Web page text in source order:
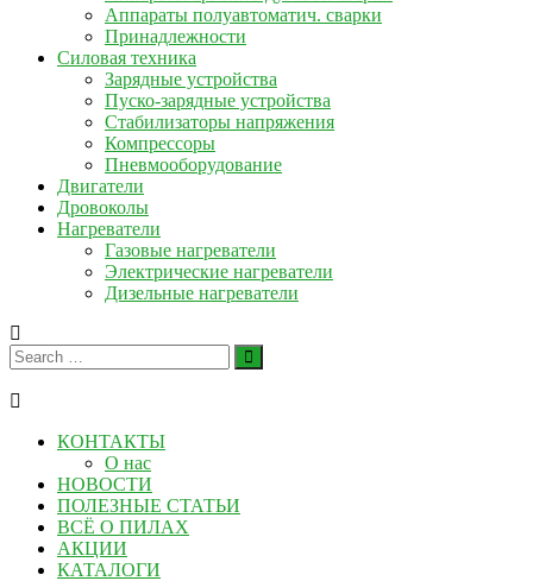
Аппараты полуавтоматич. сварки
Принадлежности
Силовая техника
Зарядные устройства
Пуско-зарядные устройства
Стабилизаторы напряжения
Компрессоры
Пневмооборудование
Двигатели
Дровоколы
Нагреватели
Газовые нагреватели
Электрические нагреватели
Дизельные нагреватели
КОНТАКТЫ
О нас
НОВОСТИ
ПОЛЕЗНЫЕ СТАТЬИ
ВСЁ О ПИЛАХ
АКЦИИ
КАТАЛОГИ